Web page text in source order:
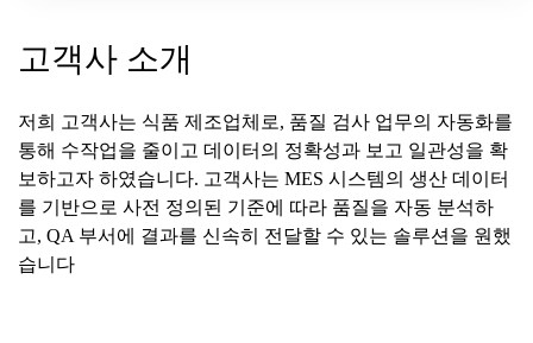
고객사 소개
저희 고객사는 식품 제조업체로, 품질 검사 업무의 자동화를
통해 수작업을 줄이고 데이터의 정확성과 보고 일관성을 확
보하고자 하였습니다. 고객사는 MES 시스템의 생산 데이터
를 기반으로 사전 정의된 기준에 따라 품질을 자동 분석하
고, QA 부서에 결과를 신속히 전달할 수 있는 솔루션을 원했
습니다